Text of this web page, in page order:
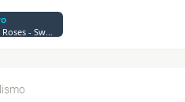
Guns N' Roses - Sweet Child O' Mine